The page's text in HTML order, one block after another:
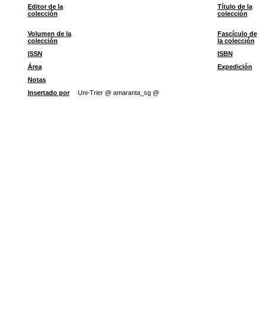
Editor de la
colección
Título de la
colección
Volumen de la
colección
Fascículo de
la colección
ISSN ISBN
Área
Expedición
Notas
Insertado por
Uni-Trier @ amaranta_sg @